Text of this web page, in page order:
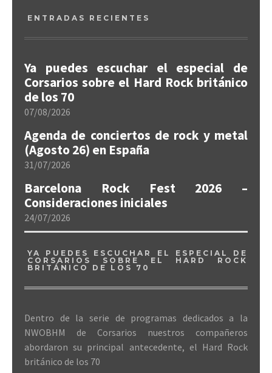
ENTRADAS RECIENTES
Ya puedes escuchar el especial de
Corsarios sobre el Hard Rock británico
de los 70
07/08/2026
Agenda de conciertos de rock y metal
(Agosto 26) en España
31/07/2026
Barcelona Rock Fest 2026 –
Consideraciones iniciales
24/07/2026
YA PUEDES ESCUCHAR EL ESPECIAL DE
CORSARIOS SOBRE EL HARD ROCK
BRITÁNICO DE LOS 70
Dentro de la serie de programas dedicados a la
NWOBHM de Corsarios nuestros compañeros
abordaron su principal antecedente, el Hard Rock
británico de los 70